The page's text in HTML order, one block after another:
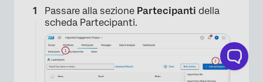
Passare alla sezione Partecipanti della
scheda Partecipanti.